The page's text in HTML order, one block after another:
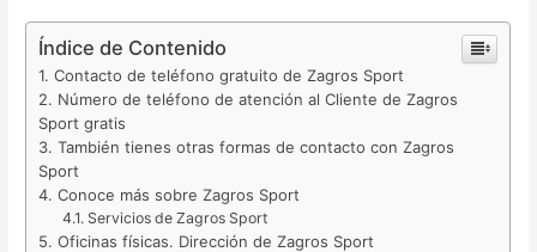
Índice de Contenido
Contacto de teléfono gratuito de Zagros Sport
Número de teléfono de atención al Cliente de Zagros
Sport gratis
También tienes otras formas de contacto con Zagros
Sport
Conoce más sobre Zagros Sport
Servicios de Zagros Sport
Oficinas físicas. Dirección de Zagros Sport